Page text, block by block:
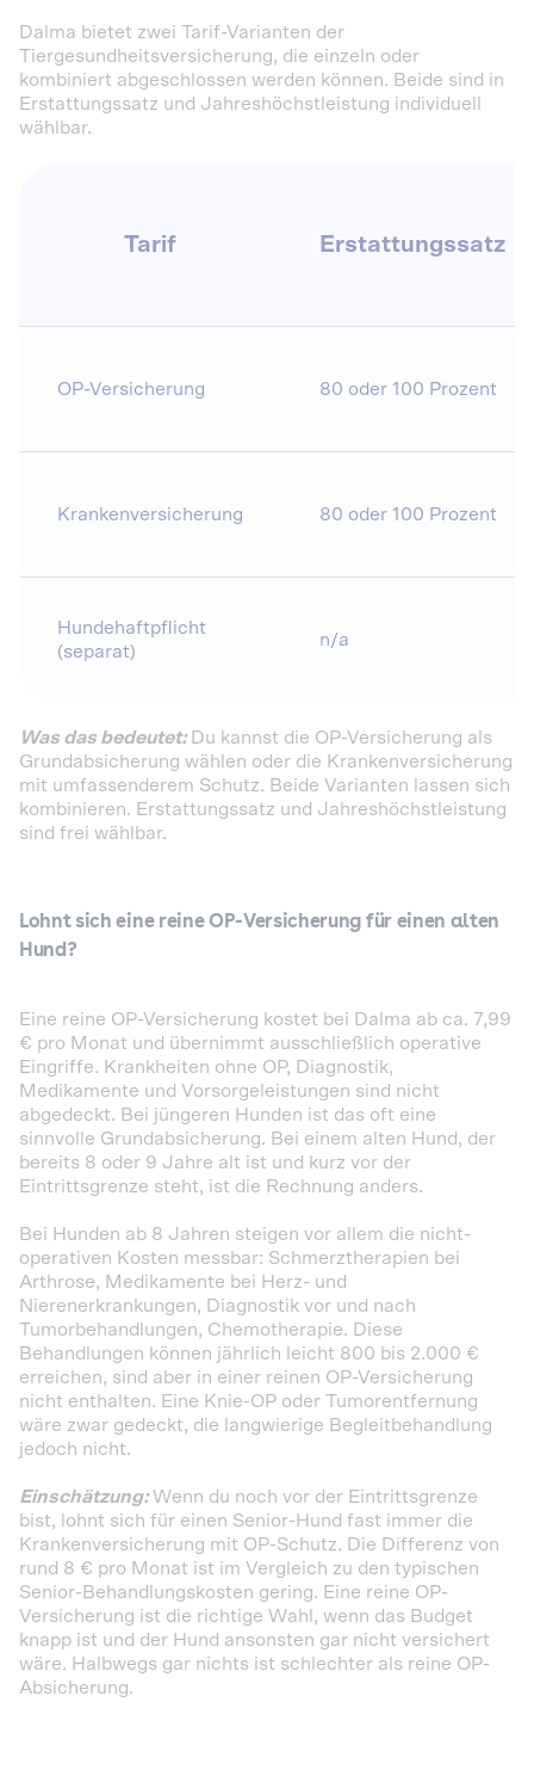
Dalma bietet zwei Tarif-Varianten der
Tiergesundheitsversicherung, die einzeln oder
kombiniert abgeschlossen werden können. Beide sind in
Erstattungssatz und Jahreshöchstleistung individuell
wählbar.
Tarif Erstattungssatz
OP-Versicherung 80 oder 100 Prozent
Krankenversicherung 80 oder 100 Prozent
Hundehaftpflicht
(separat)
n/a
Was das bedeutet: Du kannst die OP-Versicherung als
Grundabsicherung wählen oder die Krankenversicherung
mit umfassenderem Schutz. Beide Varianten lassen sich
kombinieren. Erstattungssatz und Jahreshöchstleistung
sind frei wählbar.
Lohnt sich eine reine OP-Versicherung für einen alten
Hund?
Eine reine OP-Versicherung kostet bei Dalma ab ca. 7,99
€ pro Monat und übernimmt ausschließlich operative
Eingriffe. Krankheiten ohne OP, Diagnostik,
Medikamente und Vorsorgeleistungen sind nicht
abgedeckt. Bei jüngeren Hunden ist das oft eine
sinnvolle Grundabsicherung. Bei einem alten Hund, der
bereits 8 oder 9 Jahre alt ist und kurz vor der
Eintrittsgrenze steht, ist die Rechnung anders.
Bei Hunden ab 8 Jahren steigen vor allem die nicht-
operativen Kosten messbar: Schmerztherapien bei
Arthrose, Medikamente bei Herz- und
Nierenerkrankungen, Diagnostik vor und nach
Tumorbehandlungen, Chemotherapie. Diese
Behandlungen können jährlich leicht 800 bis 2.000 €
erreichen, sind aber in einer reinen OP-Versicherung
nicht enthalten. Eine Knie-OP oder Tumorentfernung
wäre zwar gedeckt, die langwierige Begleitbehandlung
jedoch nicht.
Einschätzung:Wenn du noch vor der Eintrittsgrenze
bist, lohnt sich für einen Senior-Hund fast immer die
Krankenversicherung mit OP-Schutz. Die Differenz von
rund 8 € pro Monat ist im Vergleich zu den typischen
Senior-Behandlungskosten gering. Eine reine OP-
Versicherung ist die richtige Wahl, wenn das Budget
knapp ist und der Hund ansonsten gar nicht versichert
wäre. Halbwegs gar nichts ist schlechter als reine OP-
Absicherung.